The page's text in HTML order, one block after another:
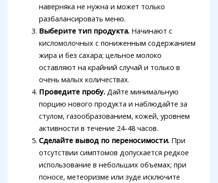
наверняка не нужна и может только
разбалансировать меню.
Выберите тип продукта.Начинают с
кисломолочных с пониженным содержанием
жира и без сахара; цельное молоко
оставляют на крайний случай и только в
очень малых количествах.
Проведите пробу.Дайте минимальную
порцию нового продукта и наблюдайте за
стулом, газообразованием, кожей, уровнем
активности в течение 24-48 часов.
Сделайте вывод по переносимости.При
отсутствии симптомов допускается редкое
использование в небольших объемах; при
поносе, метеоризме или зуде исключите